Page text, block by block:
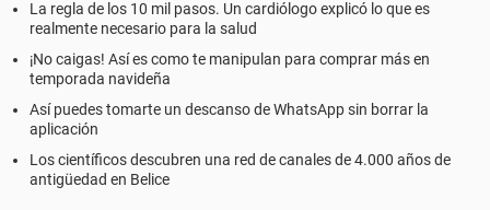
La regla de los 10 mil pasos. Un cardiólogo explicó lo que es
realmente necesario para la salud
¡No caigas! Así es como te manipulan para comprar más en
temporada navideña
Así puedes tomarte un descanso de WhatsApp sin borrar la
aplicación
Los científicos descubren una red de canales de 4.000 años de
antigüedad en Belice